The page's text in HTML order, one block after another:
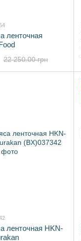
ленточная
22 250.00 грн
ленточная HKN-